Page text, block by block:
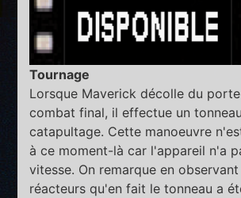
Tournage
Lorsque Maverick décolle du
combat final, il effectue un
catapultage. Cette manoeuvre
à ce moment-là car l'appareil n'a
vitesse. On remarque en
réacteurs qu'en fait le tonneau a